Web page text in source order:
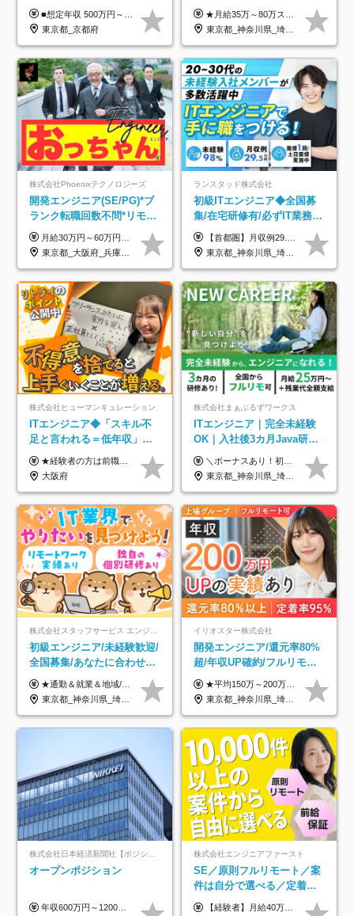
■想定年収 500万円～900万円 月給制 月給278,000円～ ※残業が発生した場合、残業代を別途全額支給します ※試用期間2ヶ月あり(待遇や給与に差異はありません)
東京都_京都府
3h■最大3ヶ月の連休あり■
年休126日■20～30代活躍
中！
★月給35万～80万スタートも可 【未経験の方】 ■月給26万～80万＋賞与年2回（年2ヶ月分） 【何かしらのインフラエンジニア経験をお持ちの方】 ■月給35万～80万＋賞与年2回（年2ヶ月分） ※スキル・経験などを考慮し決定します ※試用期間6ヶ月あり。期間中は契約社員となります。その他の待遇に差異はありません（試用期間終了後、昇給の可能性あり） ※上記金額には固定残業代（月30時間分／4万9600円～15万2600円）を含みます。超過分は別途支給いたします。 ＼頑張りはインセンティブで還元！／ クライアントに貢献度を評価され、当社のエンジニアが追加で案件に参画することになるなど、会社にとって利益になる行動はしっかり評価します。 会社の成長に貢献できていることを実感でき、「もっと頑張ろう」と思える体制づくりを整えています！
東京都_神奈川県_埼玉県_千葉県_大阪府
株式会社Phoenixテクノロジーズ
開発エンジニア(SE/PG)*ブ
ランク転職回数不問*リモー
ト案件多数*残業ほぼ0*通院
のための半休制度あり
月給30万円～60万円+住宅手当+職能手当+役職手当+決算賞与+報奨金 ※経験・能力を考慮し、優遇します ※給与には20時間分のみなし時間外手当(3万7000円以上)を含みます(超過時間分は別途追加支給) ※試用期間3～6ヵ月あり(その間の給与、待遇に差異なし) ※場合によって契約社員での採用の可能性あり(面接時に応相談)
東京都_大阪府_兵庫県_京都府_福岡県
ランスタッド株式会社
初級ITエンジニア◆全国募
集/在宅研修有/必ずIT業務配
属/月収例29.5万円/Web面接
1回/SE
【首都圏】月収例29.5万円（月給26万円＋諸手当） 【東海・関西】月収例28.5万円（月給25万円＋諸手当） 【九州】月収例26万円（月給23万円＋諸手当） ※経験・スキル・前職給与を踏まえ、総合的に判断して決定します。 例：首都圏 月収例31万円（月給27万円＋諸手当） ◆各種手当 ・通勤手当（上限4万円まで） ・残業代手当（1分単位で全額支給） ※固定残業代制は採用しておりません ・深夜勤務手当 ・資格取得支援（ランクに応じてお祝い金1万円～10万円を支給） ◆昇給：年1回 ◆補足 ・研修中1ヶ月間は、時給1670円となります。 ・試用期間6ヶ月あり。その間の待遇に変更はありません。 ※詳細は面接時にご案内します。
東京都_神奈川県_埼玉県_千葉県_大阪府_愛知県_兵庫県_京都府_福岡県
株式会社ヒューマンキュレーション
ITエンジニア◆「スキル不
足と言われる＝低年収」で
はない！｜ 不安を克服し、
年収アップした社員の実例
★経験者の方は前職の年収以上を保証します ★案件単価を開示した上で80％以上を還元します 月給25万円以上＋賞与年2回 ※経験や能力を考慮の上で優遇します ※試用期間が3ヶ月(その間の給与・待遇・雇用形態に変更はありません) ※月給には月20時間分のみなし残業手当(5万円)を含みます(超過分は別途支給) ★残業平均は月10時間以下ですので、毎月10時間分程度はお得です！
大阪府
株式会社まぁぶるずワークス
ITエンジニア｜完全未経験
OK｜入社後3カ月Java研修
｜リモート率8割以上｜充実
のキャリア支援｜残業月10h
＼ボーナスあり！初年度から年収300万円以上／ ■月給25万円～35万円＋残業代全額支給＋各種手当＋賞与年1回 ◎経験・年齢・スキルなどを考慮し、できるだけ優遇します ◎試用期間中(3カ月)は契約社員で、月給21万円＋諸手当になります。 (試用期間中は残業が発生しません。その他の待遇に変更はありません) ----------------- ＼3つの評価軸！実力次第で早期収入アップ！／ 【1】スキル(IT理解、実装力、設計) 【2】実務力(現場評価、コミュ力、品質) 【3】姿勢(自走力、意欲、責任感) この3つの評価軸で、3カ月ごとに評価。社内グレードにより、給与が決まる明確な仕組みです。何ができれば給与が上がるのか分かりやすく、実力や努力次第で早期に収入を増やせます！ 【固定残業代について】 なし（残業代は、実際の労働時間に応じて別途全額支給）
東京都_神奈川県_埼玉県_千葉県_大阪府_愛知県_北海道_青森県_岩手県_宮城県_秋田県_山形県_福島県_茨城県_栃木県_群馬県_新潟県_山梨県_長野県_富山県_石川県_福井県_静岡県_岐阜県_三重県_兵庫県_京都府_滋賀県_奈良県_和歌山県_広島県_岡山県_鳥取県_島根県_山口県_徳島県_香川県_愛媛県_高知県_福岡県_熊本県_佐賀県_長崎県_大分県_宮崎県_鹿児島県_沖縄県
株式会社スタッフサービス エンジニアリング事業本部
初級エンジニア/未経験歓迎/
全国募集/あなたに合わせた
オリジナル研修をご用
意/AI・IoT/残業平均8時間
★通勤＆就業＆地域/住宅＆役職手当あり ★残業代は全額支給 ★選べる給与制度あり！ ■東京・神奈川・千葉・埼玉勤務の場合 月給24.5万円～55万円＋諸手当 （残業代は全額支給） (20,000円の地域/住宅手当込み) ■愛知・京都・大阪・兵庫勤務の場合 月給24万円以上＋諸手当 （残業代は全額支給） (15,000円の地域/住宅手当込み) ■茨城・栃木・群馬・静岡・三重・滋賀・広島・福岡勤務の場合 月給23.5万円以上＋諸手当 （残業代は全額支給） (10,000円の地域/住宅手当込み) ■北海道・宮城・山梨・長野・岐阜・奈良・和歌山・岡山勤務の場合 月給23万円以上＋諸手当 （残業代は全額支給） (5,000円の地域/住宅手当込み) ■その他のエリア勤務の場合 月給22.5万円以上＋諸手当 （残業代は全額支給） ※経験や能力を考慮し、当社規定により優遇します 【昇給：年一回実施】 【選べる給与制度】 ★収入を重視する方に… 「変動型人事制度」の選択も可能（派遣先からの評価に応じて収入アップ！） ※年2回のタイミングで希望者と面談の上決定します。
東京都_神奈川県_埼玉県_千葉県_大阪府_愛知県_北海道_岩手県_宮城県_山形県_福島県_茨城県_栃木県_群馬県_山梨県_長野県_富山県_石川県_静岡県_岐阜県_三重県_兵庫県_京都府_滋賀県_奈良県_広島県_岡山県_山口県_愛媛県_福岡県_熊本県_長崎県
イリオスター株式会社
開発エンジニア/還元率80%
超/年収UP確約/フルリモ
OK/年休130日/平均残業7h/
約2万件の案件から選択
★平均150万～200万円年収UPを実現！ ★前職給与を100％保証！ ★案件内容の開示・明確な評価体制あり ⇒クライアント評価で即昇給を実現したケースも◎ ★年12回（毎月昇給チャンスあり） ■月給35万円～103万円 ※経験・能力・前職給与を考慮し、決定 ※上記給与には月30時間分(6万6500円以上)の固定残業代が含まれます。超過分は手当として別途支給します ※試用期間3ヶ月あり(期間中の給与・待遇面に差異はありません) ▼収入アップの実例をご紹介 ───────────── ★働き方改革をした30代男性（PG） 子どもが生まれたばかりなのに、忙しい現場で残業も月50～60時間が当たり前。 ⇒残業ほぼゼロ＆週3リモートの働き方に！しかも給与もアップ！ ★収入アップした30代男性（PM） 子供が3人いて家計も苦しく、残業代で稼ぐ日々… ⇒残業をたくさんしていた年収額より、100万円以上アップしました！
東京都_神奈川県_埼玉県_千葉県_大阪府_愛知県_北海道_青森県_岩手県_宮城県_秋田県_山形県_福島県_茨城県_栃木県_群馬県_新潟県_山梨県_長野県_富山県_石川県_福井県_静岡県_岐阜県_三重県_兵庫県_京都府_滋賀県_奈良県_和歌山県_広島県_岡山県_鳥取県_島根県_山口県_徳島県_香川県_愛媛県_高知県_福岡県_熊本県_佐賀県_長崎県_大分県_宮崎県_鹿児島県_沖縄県
株式会社日本経済新聞社【ポジションマッチ登録】
オープンポジション
年収600万円～1200万円 ※上記年収は、想定年収です。住居費補助、子手当などの各種手当を含む金額です。 ※経験・能力等を考慮の上、当社規定により決定します。
株式会社エンジニアファースト
SE／原則フルリモート／案
件は自分で選べる／定着率
93%／20～30代活躍中！
【経験者】月給40万円～120万円(固定残業代含む)+各種手当 ★前職給与の総収入額を100％保証｜還元率84％〜100％ ★20代の平均年収570万円 ※月給には、みなし残業手当(月30時間／5万8000円以上)を含みます 超過分は別途追加支給 ※固定残業代は、時間外労働の有無に関わらず30時間分を、月5万8000円~15万7000円支給 ※上記を超える時間外労働分は追加で支給 【未経験者】月給21万円以上＋各種手当 固定残業なし(残業代発生分全額支給) ※6ヶ月の試用期間あり（※条件に変動なし） ▼単価連動性×還元率は84％～100％で収入の大幅UPが可能！ ・案件単価が月50万円の場合：年収417万円 ・案件単価が月70万円の場合：年収584万円 ・案件単価が月100万円の場合：年収834万円 ＜モデル年収＞ ▼400万円～500万円(入社初年度) ▼542万円～626万円(入社2年) ▼667万円～700万円(入社3年） ▼709万円～801万円(入社5年）